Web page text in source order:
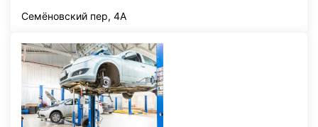
Семёновский пер, 4А